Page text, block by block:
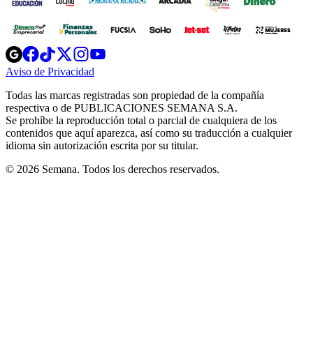
Opens
in
new
Opens
in
new
Opens
in
new
window
Opens
new
windowwindow
Aviso de Privacidad
new
window
Todas las marcas registradas son propiedad de la compañía
respectiva o de PUBLICACIONES SEMANA S.A.
Se prohíbe la reproducción total o parcial de cualquiera de los
contenidos que aquí aparezca, así como su traducción a cualquier
idioma sin autorización escrita por su titular.
© 2026 Semana. Todos los derechos reservados.